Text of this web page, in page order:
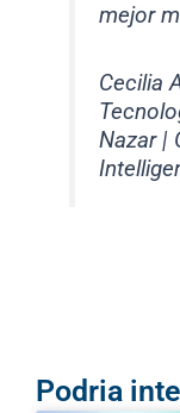
mejor
Cecilia
Nazar |
Podria